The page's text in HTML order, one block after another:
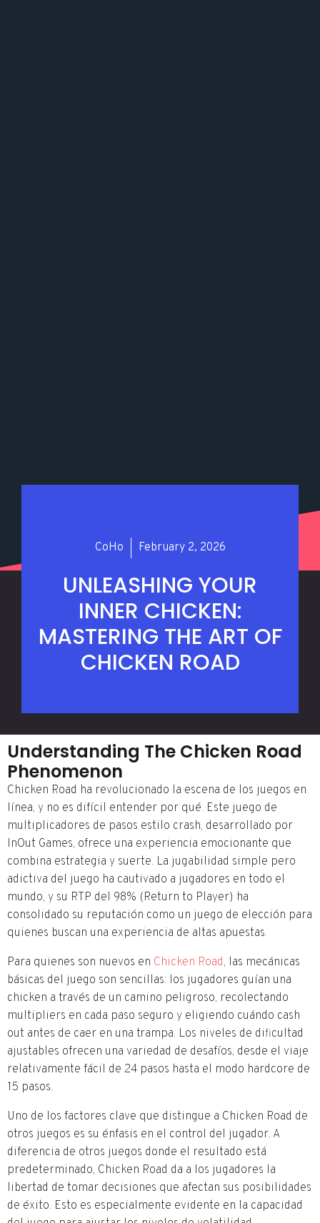
CoHo February 2, 2026
UNLEASHING YOUR
INNER CHICKEN:
MASTERING THE ART OF
CHICKEN ROAD
Understanding The Chicken Road
Phenomenon
Chicken Road ha revolucionado la escena de los juegos en
línea, y no es difícil entender por qué. Este juego de
multiplicadores de pasos estilo crash, desarrollado por
InOut Games, ofrece una experiencia emocionante que
combina estrategia y suerte. La jugabilidad simple pero
adictiva del juego ha cautivado a jugadores en todo el
mundo, y su RTP del 98% (Return to Player) ha
consolidado su reputación como un juego de elección para
quienes buscan una experiencia de altas apuestas.
Para quienes son nuevos en Chicken Road, las mecánicas
básicas del juego son sencillas: los jugadores guían una
chicken a través de un camino peligroso, recolectando
multipliers en cada paso seguro y eligiendo cuándo cash
out antes de caer en una trampa. Los niveles de dificultad
ajustables ofrecen una variedad de desafíos, desde el viaje
relativamente fácil de 24 pasos hasta el modo hardcore de
15 pasos.
Uno de los factores clave que distingue a Chicken Road de
otros juegos es su énfasis en el control del jugador. A
diferencia de otros juegos donde el resultado está
predeterminado, Chicken Road da a los jugadores la
libertad de tomar decisiones que afectan sus posibilidades
de éxito. Esto es especialmente evidente en la capacidad